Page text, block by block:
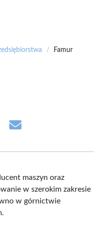
/ Famur
Share
maszyn oraz
w szerokim zakresie
w górnictwie